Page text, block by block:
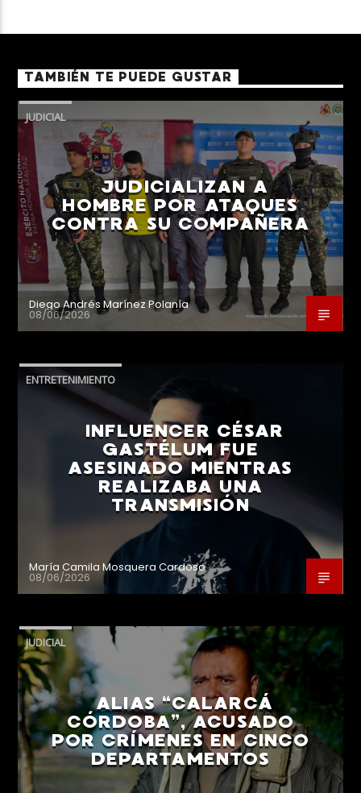
TAMBIÉN TE PUEDE GUSTAR
JUDICIAL
JUDICIALIZAN A
HOMBRE POR ATAQUES
CONTRA SU COMPAÑERA
Diego Andrés Marínez Polanía
08/06/2026
ENTRETENIMIENTO
INFLUENCER CÉSAR
GASTÉLUM FUE
ASESINADO MIENTRAS
REALIZABA UNA
TRANSMISIÓN
María Camila Mosquera Cardoso
08/06/2026
JUDICIAL
ALIAS “CALARCÁ
CÓRDOBA”, ACUSADO
POR CRÍMENES EN CINCO
DEPARTAMENTOS